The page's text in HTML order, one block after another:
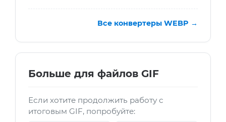
Все конвертеры WEBP →
Больше для файлов GIF
Если хотите продолжить работу с
итоговым GIF, попробуйте: